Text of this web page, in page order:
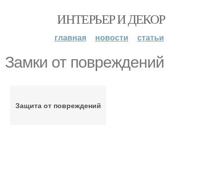
ИНТЕРЬЕР И ДЕКОР
главная новости статьи
Замки от повреждений
Защита от повреждений